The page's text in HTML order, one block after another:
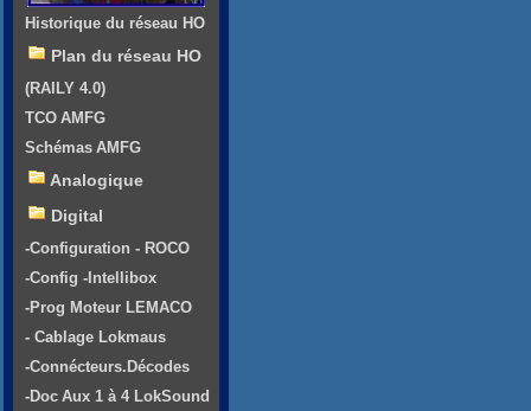
Historique du réseau HO
Plan du réseau HO
(RAILY 4.0)
TCO AMFG
Schémas AMFG
Analogique
Digital
-Configuration - ROCO
-Config -Intellibox
-Prog Moteur LEMACO
- Cablage Lokmaus
-Connécteurs.Décodes
-Doc Aux 1 à 4 LokSound